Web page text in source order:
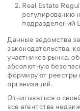
Real Estate
регулированию
подразделений
Данные ведомства
законодательства,
участников рынка,
абсолютную
формируют реестры
организаций.
Отчитываться о
все агентства